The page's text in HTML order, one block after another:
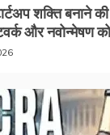
शक्ति बनाने
और नवोन्मेषण